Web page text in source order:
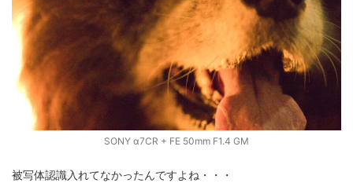
SONY α7CR + FE 50mm F1.4 GM
被写体認識入れてなかったんですよね・・・